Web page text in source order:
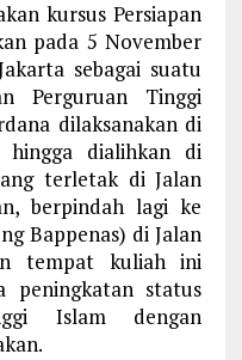
kursus Persiapan
pada 5 November
sebagai suatu
Perguruan Tinggi
dilaksanakan di
hingga dialihkan di
terletak di Jalan
berpindah lagi ke
Bappenas) di Jalan
tempat kuliah ini
peningkatan status
Islam dengan